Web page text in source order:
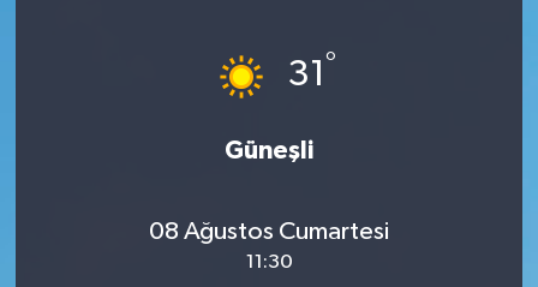
31 °
Güneşli
08 Ağustos Cumartesi
11:30
Gizlilik Sözleşmesi